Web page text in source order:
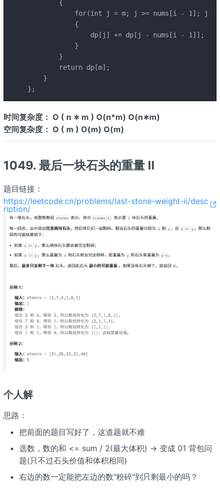
        {
            for(int j = m; j >= nums[i - 1]; j--)
            {
                dp[j] += dp[j - nums[i - 1]];
            }
        }
        return dp[m];
    }
};
时间复杂度： O ( n ∗ m ) O(n*m) O(n∗m)
空间复杂度： O ( m ) O(m) O(m)
1049. 最后一块石头的重量 II
题目链接：
https://leetcode.cn/problems/last-stone-weight-ii/desc
ription/
个人解
思路：
把前面的题目写好了，这道题就不难
选数，数的和 <= sum / 2(最大体积) -> 变成 01 背包问
题(只不过石头价值和体积相同)
右边的数一定能把左边的数"粉碎"到只剩最小的吗？